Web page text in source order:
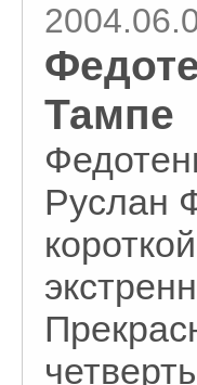
Тампе
Руслан